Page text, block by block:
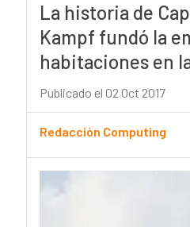
La historia de
Kampf fundó la
habitaciones en
Publicado el 02 Oct 2017
Redacción Computing